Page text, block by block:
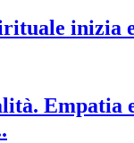
inizia
Empatia